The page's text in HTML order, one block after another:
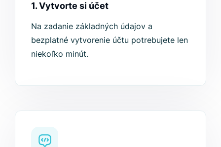
1. Vytvorte si účet
Na zadanie základných údajov a
bezplatné vytvorenie účtu potrebujete len
niekoľko minút.